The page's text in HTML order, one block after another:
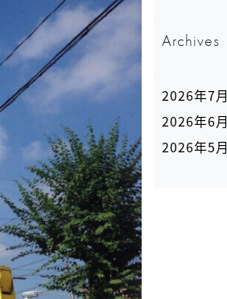
Archives
2026年7月
2026年6月
2026年5月